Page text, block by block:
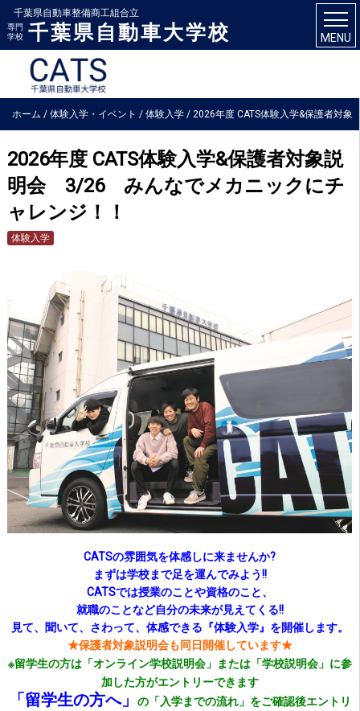
ホーム / 体験入学・イベント / 体験入学 / 2026年度 CATS体験入学&保護者対象
説明会 3/26 みんなでメカニックにチャレンジ！！
千葉県自動車整備商工組合立
専門
学校 千葉県自動車大学校 MENU
2026年度 CATS体験入学&保護者対象説
明会 3/26 みんなでメカニックにチ
ャレンジ！！
体験入学
CATSの雰囲気を体感しに来ませんか?
まずは学校まで足を運んでみよう!!
CATSでは授業のことや資格のこと、
就職のことなど自分の未来が見えてくる!!
見て、聞いて、さわって、体感できる『体験入学』を開催します。
★保護者対象説明会も同日開催しています★
※留学生の方は「オンライン学校説明会」または「学校説明会」に参
加した方がエントリーできます
「留学生の方へ」 の「入学までの流れ」をご確認後エントリ